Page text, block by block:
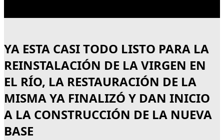
YA ESTA CASI TODO LISTO PARA LA
REINSTALACIÓN DE LA VIRGEN EN
EL RÍO, LA RESTAURACIÓN DE LA
MISMA YA FINALIZÓ Y DAN INICIO
A LA CONSTRUCCIÓN DE LA NUEVA
BASE